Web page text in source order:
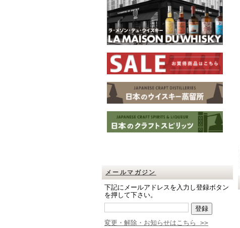
メールマガジン
下記にメールアドレスを入力し登録ボタン
を押して下さい。
変更・解除・お知らせはこちら >>